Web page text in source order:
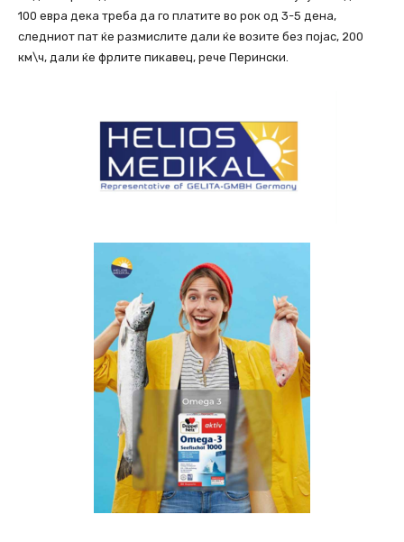
100 евра дека треба да го платите во рок од 3-5 дена,
следниот пат ќе размислите дали ќе возите без појас, 200
км\ч, дали ќе фрлите пикавец, рече Перински.